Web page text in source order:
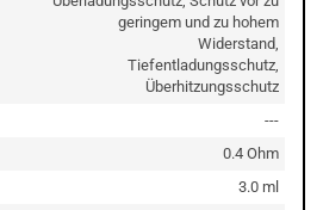
geringem und zu hohem
Widerstand,
Tiefentladungsschutz,
Überhitzungsschutz
---
0.4 Ohm
3.0 ml